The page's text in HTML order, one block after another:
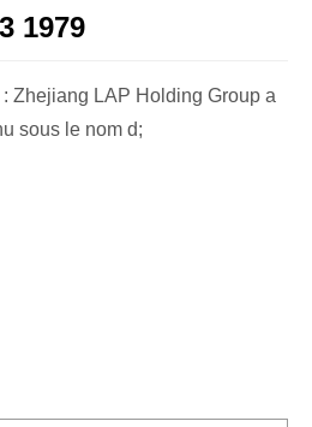
1979
Zhejiang LAP Holding Group a
sous le nom d;